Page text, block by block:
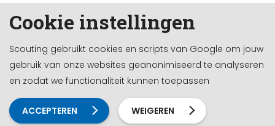
Cookie instellingen
Scouting gebruikt cookies en scripts van Google om jouw
gebruik van onze websites geanonimiseerd te analyseren
en zodat we functionaliteit kunnen toepassen
ACCEPTEREN WEIGEREN
Doneren en nalaten
Privacy
Werken bij
Cookie-instellingen
Ontwikkeld door a&m impact